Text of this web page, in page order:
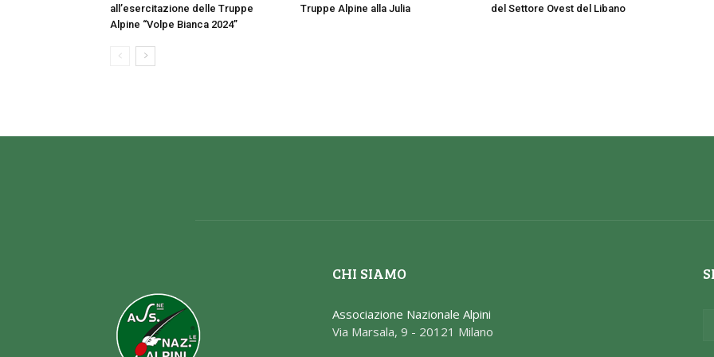
all’esercitazione delle Truppe
Alpine “Volpe Bianca 2024”
Truppe Alpine alla Julia
del Settore Ovest del Libano
CHI SIAMO
Associazione Nazionale Alpini
Via Marsala, 9 - 20121 Milano